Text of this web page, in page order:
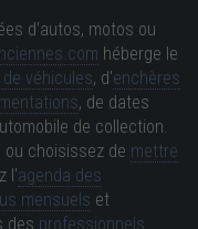
d'autos, motos ou
héberge le
véhicules, d'enchères
, de dates
de collection.
choisissez de mettre
l'agenda des
mensuels et
des professionnels